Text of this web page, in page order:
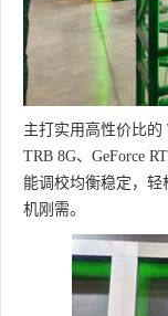
主打实用高性价比的
TRB 8G、GeForce
能调校均衡稳定，
机刚需。